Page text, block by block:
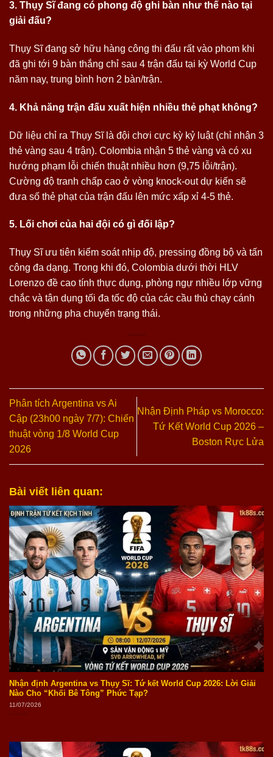
3. Thụy Sĩ đang có phong độ ghi bàn như thế nào tại
giải đấu?
Thụy Sĩ đang sở hữu hàng công thi đấu rất vào phom khi
đã ghi tới 9 bàn thắng chỉ sau 4 trận đấu tại kỳ World Cup
năm nay, trung bình hơn 2 bàn/trận.
4. Khả năng trận đấu xuất hiện nhiều thẻ phạt không?
Dữ liệu chỉ ra Thụy Sĩ là đội chơi cực kỳ kỷ luật (chỉ nhận 3
thẻ vàng sau 4 trận). Colombia nhận 5 thẻ vàng và có xu
hướng phạm lỗi chiến thuật nhiều hơn (9,75 lỗi/trận).
Cường độ tranh chấp cao ở vòng knock-out dự kiến sẽ
đưa số thẻ phạt của trận đấu lên mức xấp xỉ 4-5 thẻ.
5. Lối chơi của hai đội có gì đối lập?
Thụy Sĩ ưu tiên kiểm soát nhịp độ, pressing đồng bộ và tấn
công đa dạng. Trong khi đó, Colombia dưới thời HLV
Lorenzo đề cao tính thực dụng, phòng ngự nhiều lớp vững
chắc và tận dụng tối đa tốc độ của các cầu thủ chạy cánh
trong những pha chuyển trạng thái.
Phân tích Argentina vs Ai
Cập (23h00 ngày 7/7): Chiến
thuật vòng 1/8 World Cup
2026
Nhận Định Pháp vs Morocco:
Tứ Kết World Cup 2026 –
Boston Rực Lửa
Bài viết liên quan:
Nhận định Argentina vs Thụy Sĩ: Tứ kết World Cup 2026: Lời Giải
Nào Cho “Khối Bê Tông” Phức Tạp?
11/07/2026